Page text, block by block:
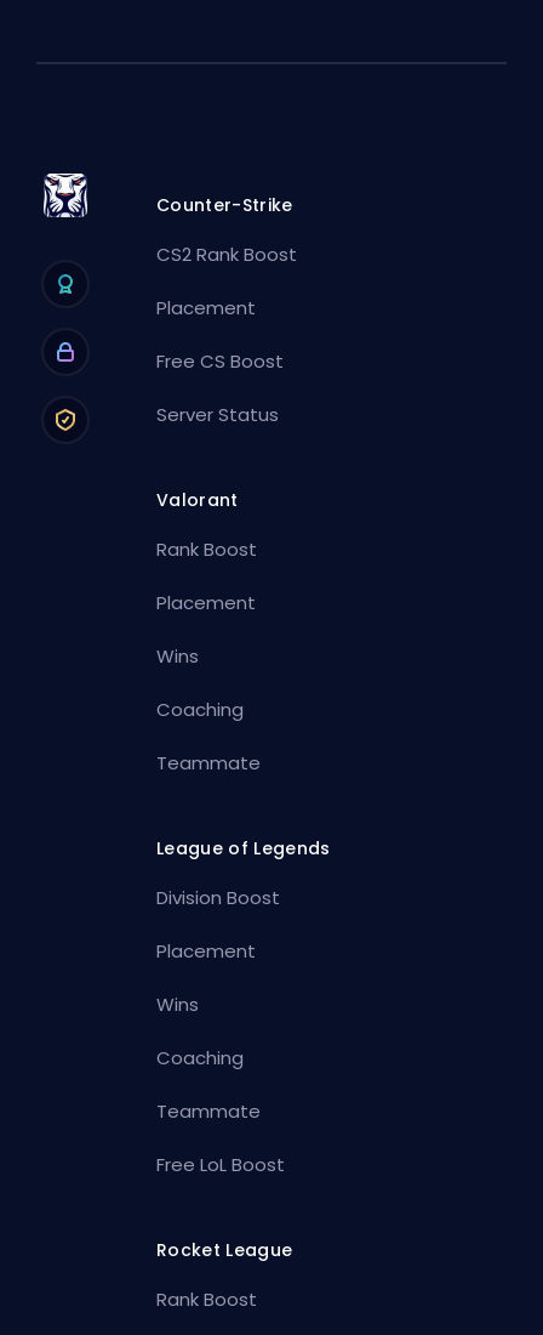
Counter-Strike
CS2 Rank Boost
Placement
Free CS Boost
Server Status
Valorant
Rank Boost
Placement
Wins
Coaching
Teammate
League of Legends
Division Boost
Placement
Wins
Coaching
Teammate
Free LoL Boost
Rocket League
Rank Boost